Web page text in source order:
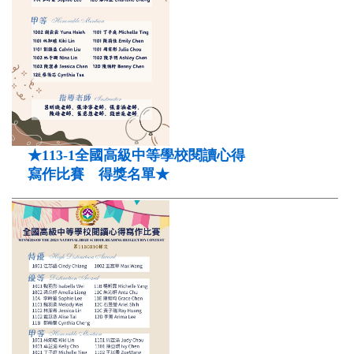
★113-1全國高級中等學校閱讀心得
寫作比賽 得獎名單★